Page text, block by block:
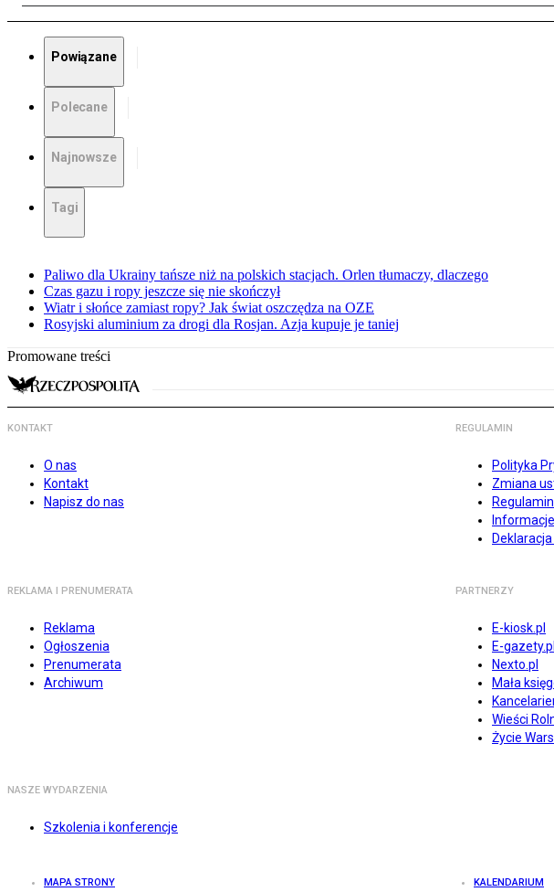
Powiązane
Polecane
Najnowsze
Tagi
Paliwo dla Ukrainy tańsze niż na polskich stacjach. Orlen tłumaczy, dlaczego
Czas gazu i ropy jeszcze się nie skończył
Wiatr i słońce zamiast ropy? Jak świat oszczędza na OZE
Rosyjski aluminium za drogi dla Rosjan. Azja kupuje je taniej
Promowane treści
KONTAKT
O nas
Kontakt
Napisz do nas
REGULAMIN
Polityka
Zmiana
REKLAMA I PRENUMERATA
Reklama
Ogłoszenia
Prenumerata
Archiwum
PARTNERZY
E-kiosk.pl
E-gazety.pl
Nexto.pl
Mała
Wieści
Życie
NASZE WYDARZENIA
Szkolenia i konferencje
MAPA STRONY KALENDARIUM